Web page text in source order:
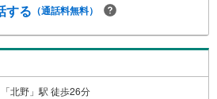
する （通話料無料）
北野」駅 徒歩26分